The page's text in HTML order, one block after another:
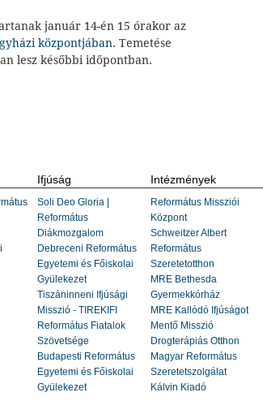
január 14-én 15 órakor az
központjában. Temetése
lesz későbbi időpontban.
Ifjúság
Soli Deo Gloria |
Református
Diákmozgalom
Debreceni Református
Egyetemi és Főiskolai
Gyülekezet
Tiszáninneni Ifjúsági
Misszió - TIREKIFI
Református Fiatalok
Szövetsége
Budapesti Református
Egyetemi és Főiskolai
Gyülekezet
Intézmények
Református Missziói
Központ
Schweitzer Albert
Református
Szeretetotthon
MRE Bethesda
Gyermekkórház
MRE Kallódó Ifjúságot
Mentő Misszió
Drogterápiás Otthon
Magyar Református
Szeretetszolgálat
Kálvin Kiadó